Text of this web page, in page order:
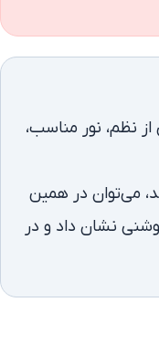
از نظم، نور مناسب،
می‌توان در همین
نشان داد و در